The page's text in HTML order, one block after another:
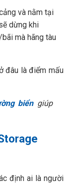
và nằm tại
dừng khi
mà hãng tàu
đâu là điểm mấu
biểngiúp
định ai là người